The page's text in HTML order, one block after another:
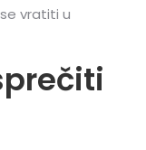
vratiti u